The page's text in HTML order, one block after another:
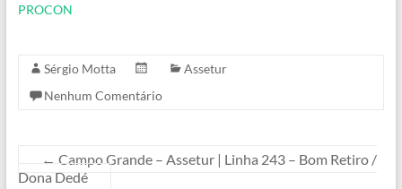
PROCON
Sérgio Motta
Assetur
Nenhum Comentário
← Campo Grande – Assetur | Linha 243 – Bom Retiro /
Dona Dedé